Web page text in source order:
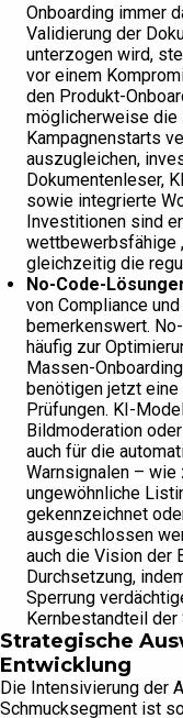
Onboarding immer
Validierung der
unterzogen wird,
vor einem
den Produkt-
möglicherweise die
Kampagnenstarts
auszugleichen,
Dokumentenleser,
sowie integrierte
Investitionen sind
wettbewerbsfähige
gleichzeitig die
No-Code-
von Compliance
bemerkenswert.
häufig zur
Massen-
benötigen jetzt
Prüfungen. KI-
Bildmoderation
auch für die
Warnsignalen – wie
ungewöhnliche
gekennzeichnet
ausgeschlossen
auch die Vision der
Durchsetzung,
Sperrung
Kernbestandteil der
Strategische
Entwicklung
Die Intensivierung der
Schmucksegment ist